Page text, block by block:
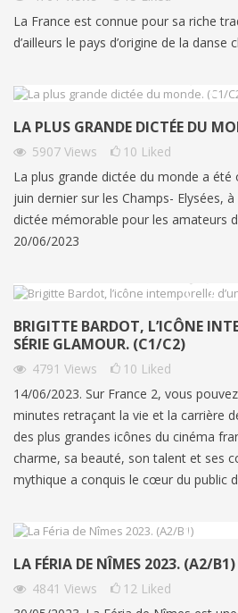
La France est connue pour sa riche
d’ailleurs le pays d’origine de la danse
LA PLUS GRANDE DICTÉE DU
5907 Views 10 Liked
La plus grande dictée du monde a été
juin dernier sur les Champs- Elysées,
dictée mémorable pour les amateurs
20/06/2023
BRIGITTE BARDOT, L’ICÔNE
SÉRIE GLAMOUR. (C1/C2)
4791 Views 10 Liked
14/06/2023. Sur France 2, vous
minutes retraçant la vie et la carrière
des plus grandes icônes du cinéma
charme, sa beauté, son talent et ses
mythique a conquis le cœur du public
LA FÉRIA DE NÎMES 2023. (A2/B1)
4841 Views 12 Liked